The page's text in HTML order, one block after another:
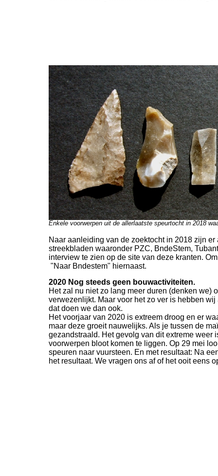
Enkele voorwerpen uit de allerlaatste speurtocht in 2018
Naar aanleiding van de zoektocht in 2018 zijn
streekbladen waaronder PZC, BndeStem,
interview te zien op de site van deze kranten.
"Naar Bndestem" hiernaast.
2020 Nog steeds geen bouwactiviteiten.
Het zal nu niet zo lang meer duren (denken we)
verwezenlijkt. Maar voor het zo ver is hebben
dat doen we dan ook.
Het voorjaar van 2020 is extreem droog en er
maar deze groeit nauwelijks. Als je tussen de
gezandstraald. Het gevolg van dit extreme
voorwerpen bloot komen te liggen. Op 29 mei
speuren naar vuursteen. En met resultaat: Na
het resultaat. We vragen ons af of het ooit eens